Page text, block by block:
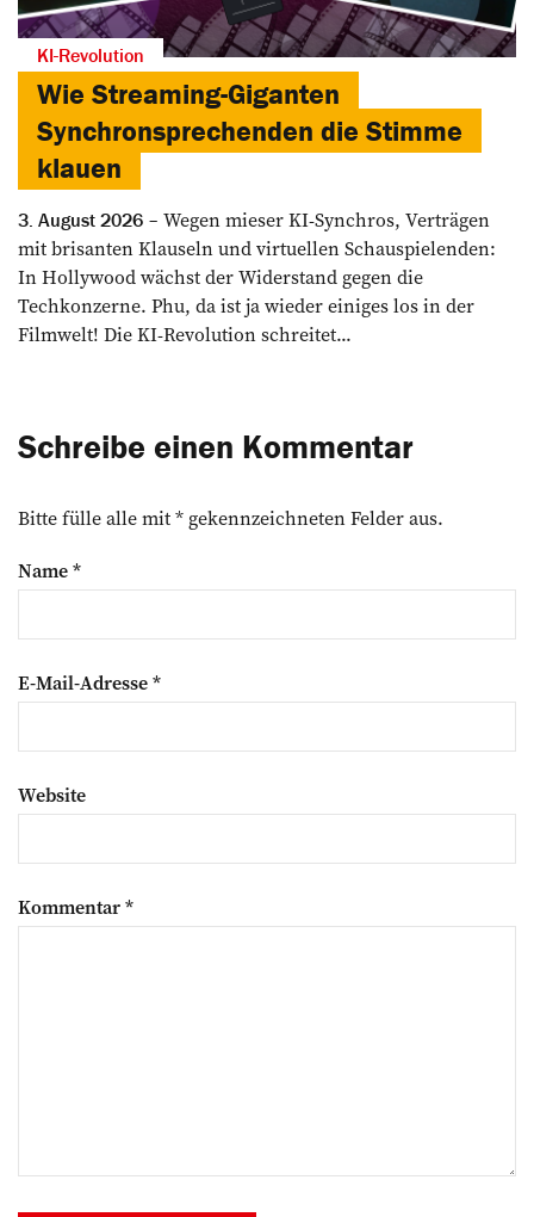
KI-Revolution
Wie Streaming-Giganten
Synchronsprechenden die Stimme
klauen
3. August 2026
Wegen mieser KI-Synchros, Verträgen
mit brisanten Klauseln und virtuellen Schauspielenden:
In Hollywood wächst der Widerstand gegen die
Techkonzerne. Phu, da ist ja wieder einiges los in der
Filmwelt! Die KI-Revolution schreitet...
Schreibe einen Kommentar
Bitte fülle alle mit * gekennzeichneten Felder aus.
Name*
E-Mail-Adresse*
Website
Kommentar*